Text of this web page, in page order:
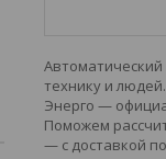
технику и
Энерго —
Поможем
— с доставкой